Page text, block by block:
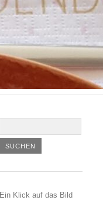
Ein Klick auf das Bild